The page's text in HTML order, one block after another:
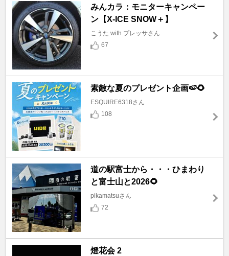
みんカラ：モニターキャンペー
ン【X-ICE SNOW＋】
こうた with プレッサさん
67
素敵な夏のプレゼント企画🍉🌻
ESQUIRE6318さん
108
道の駅富士から・・・ひまわり
と富士山と2026🌻
pikamatsuさん
72
燈花会 2